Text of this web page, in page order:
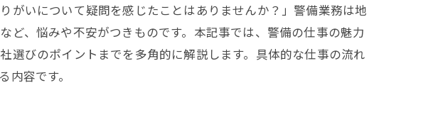
がいについて疑問を感じたことはありませんか？」警備業務は地
、悩みや不安がつきものです。本記事では、警備の仕事の魅力
びのポイントまでを多角的に解説します。具体的な仕事の流れ
容です。